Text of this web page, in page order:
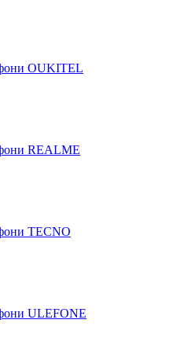
OUKITEL
REALME
TECNO
ULEFONE